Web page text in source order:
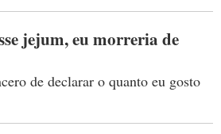
jejum, eu morreria de
de declarar o quanto eu gosto